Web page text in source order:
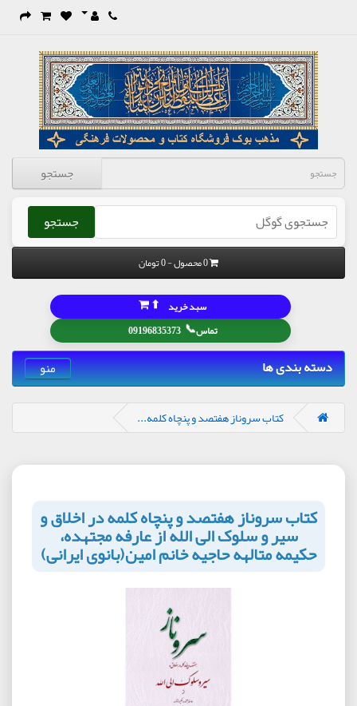
جستجو
جستجو
0 محصول - 0 تومان
تماس📞
09196835373
سبد خرید ⬆
دسته بندی ها منو
کتاب سروناز هفتصد و پنچاه کلمه...
کتاب سروناز هفتصد و پنچاه کلمه در اخلاق و
سیر و سلوک الی الله از عارفه مجتهده،
حکیمه متالهه حاجیه خانم امین(بانوی ایرانی)